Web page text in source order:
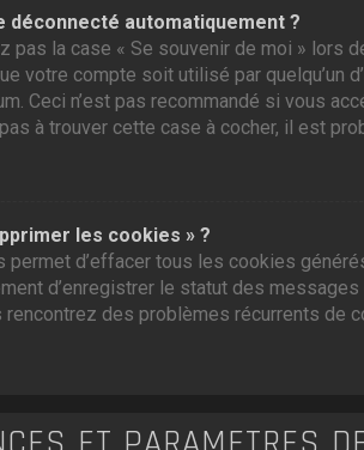
déconnecté automatiquement ?
pas la case « Se souvenir de moi » lors
votre compte soit utilisé par quelqu’un
Ceci n’est pas recommandé si vous
à trouver cette case à cocher, il est
les cookies » ?
permet d’effacer tous les cookies
d’enregistrer le statut des
rencontrez des problèmes récurrents de